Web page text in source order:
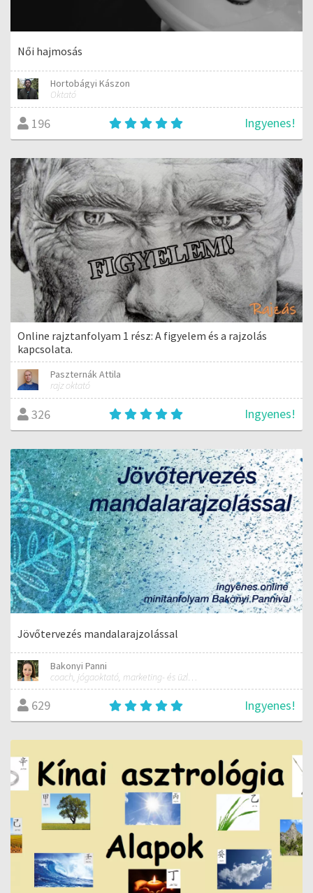
Női hajmosás
Hortobágyi Kászon
Oktató
196 Ingyenes!
Online rajztanfolyam 1 rész: A figyelem és a rajzolás
kapcsolata.
Paszternák Attila
rajz oktató
326 Ingyenes!
Jövőtervezés mandalarajzolással
Bakonyi Panni
629 Ingyenes!